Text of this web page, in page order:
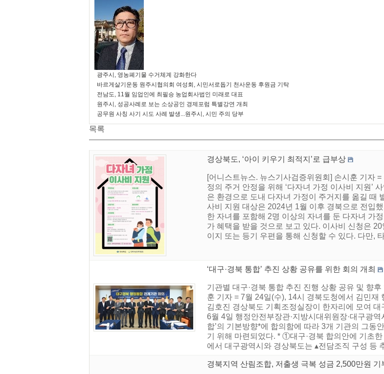
광주시, 영농폐기물 수거체계 강화한다
바르게살기운동 원주시협의회 여성회, 시민서로돕기 천사운동 후원금 기탁
전남도, 11월 임업인에 최필승 농업회사법인 미래로 대표
원주시, 성공사례로 보는 소상공인 경제포럼 특별강연 개최
공무원 사칭 사기 시도 사례 발생...원주시, 시민 주의 당부
목록
경상북도, ‘아이 키우기 최적지’로 급부상
[어니스트뉴스. 뉴스기사검증위원회] 손시훈 기자
정의 주거 안정을 위해 ‘다자녀 가정 이사비 지원’
은 환경으로 도내 다자녀 가정이 주거지를 옮길 때
사비 지원 대상은 2024년 1월 이후 경북으로 전입
한 자녀를 포함해 2명 이상의 자녀를 둔 다자녀 가
가 혜택을 받을 것으로 보고 있다. 이사비 신청은
이지 또는 등기 우편을 통해 신청할 수 있다. 다만,
‘대구·경북 통합’ 추진 상황 공유를 위한 회의 개최
기관별 대구·경북 통합 추진 진행 상황 공유 및 향
훈 기자 = 7월 24일(수), 14시 경북도청에서 김민
김호진 경상북도 기획조정실장이 한자리에 모여
6월 4일 행정안전부장관·지방시대위원장·대구광
합’의 기본방향*에 합의함에 따라 3개 기관의 그동
기 위해 마련되었다. * ①대구·경북 합의안에 기초
에서 대구광역시와 경상북도는 ▴전담조직 구성 등
경북지역 산림조합, 저출생 극복 성금 2,500만원 기